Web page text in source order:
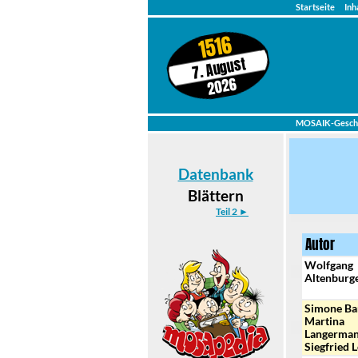
Startseite
1516
7. August
2026
MOSAIK-
Datenbank
Blättern
Teil 2 ►
Autor
Wolfgang
Simone
Martina
Siegfried